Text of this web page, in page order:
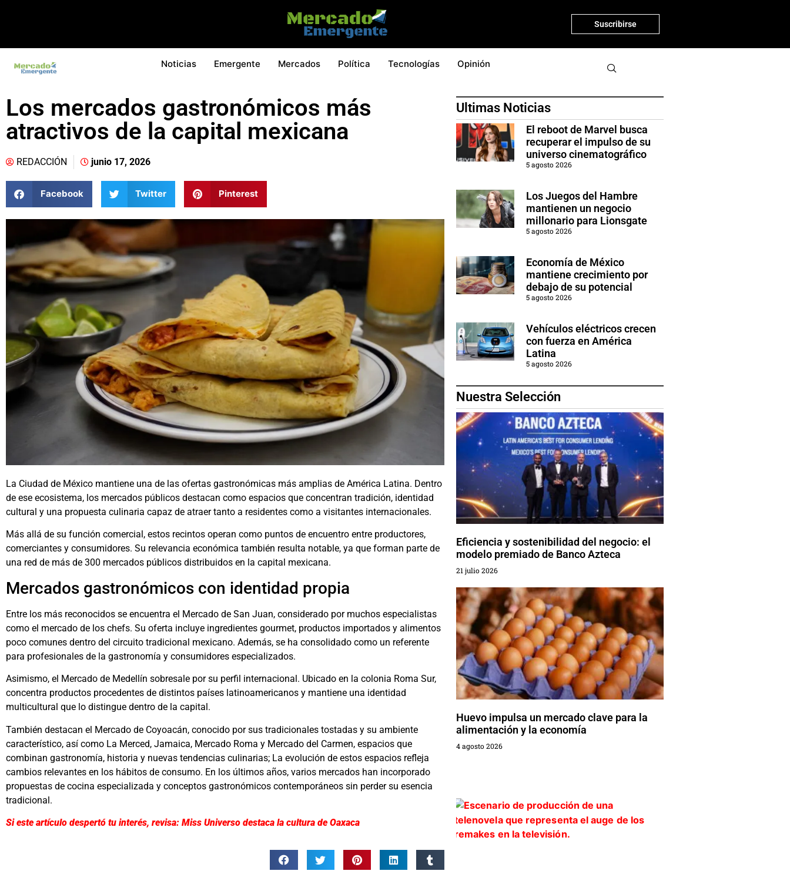
Suscribirse
Noticias Emergente Mercados Política Tecnologías Opinión
Los mercados gastronómicos más
atractivos de la capital mexicana
REDACCIÓN junio 17, 2026
Facebook Twitter Pinterest
La Ciudad de México mantiene una de las ofertas gastronómicas más amplias de América Latina. Dentro
de ese ecosistema, los mercados públicos destacan como espacios que concentran tradición, identidad
cultural y una propuesta culinaria capaz de atraer tanto a residentes como a visitantes internacionales.
Más allá de su función comercial, estos recintos operan como puntos de encuentro entre productores,
comerciantes y consumidores. Su relevancia económica también resulta notable, ya que forman parte de
una red de más de 300 mercados públicos distribuidos en la capital mexicana.
Mercados gastronómicos con identidad propia
Entre los más reconocidos se encuentra el Mercado de San Juan, considerado por muchos especialistas
como el mercado de los chefs. Su oferta incluye ingredientes gourmet, productos importados y alimentos
poco comunes dentro del circuito tradicional mexicano. Además, se ha consolidado como un referente
para profesionales de la gastronomía y consumidores especializados.
Asimismo, el Mercado de Medellín sobresale por su perfil internacional. Ubicado en la colonia Roma Sur,
concentra productos procedentes de distintos países latinoamericanos y mantiene una identidad
multicultural que lo distingue dentro de la capital.
También destacan el Mercado de Coyoacán, conocido por sus tradicionales tostadas y su ambiente
característico, así como La Merced, Jamaica, Mercado Roma y Mercado del Carmen, espacios que
combinan gastronomía, historia y nuevas tendencias culinarias; La evolución de estos espacios refleja
cambios relevantes en los hábitos de consumo. En los últimos años, varios mercados han incorporado
propuestas de cocina especializada y conceptos gastronómicos contemporáneos sin perder su esencia
tradicional.
Si este artículo despertó tu interés, revisa: Miss Universo destaca la cultura de Oaxaca
Ultimas Noticias
El reboot de Marvel busca
recuperar el impulso de su
universo cinematográfico
5 agosto 2026
Los Juegos del Hambre
mantienen un negocio
millonario para Lionsgate
5 agosto 2026
Economía de México
mantiene crecimiento por
debajo de su potencial
5 agosto 2026
Vehículos eléctricos crecen
con fuerza en América
Latina
5 agosto 2026
Nuestra Selección
Eficiencia y sostenibilidad del negocio: el
modelo premiado de Banco Azteca
21 julio 2026
Huevo impulsa un mercado clave para la
alimentación y la economía
4 agosto 2026